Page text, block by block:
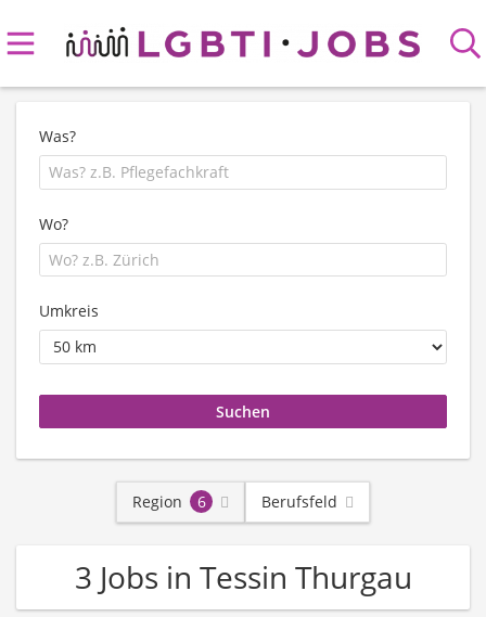
Was?
Wo?
Umkreis
Region 6 Berufsfeld
3 Jobs in Tessin Thurgau